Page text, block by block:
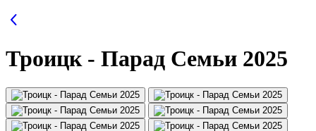
Троицк - Парад Семьи 2025